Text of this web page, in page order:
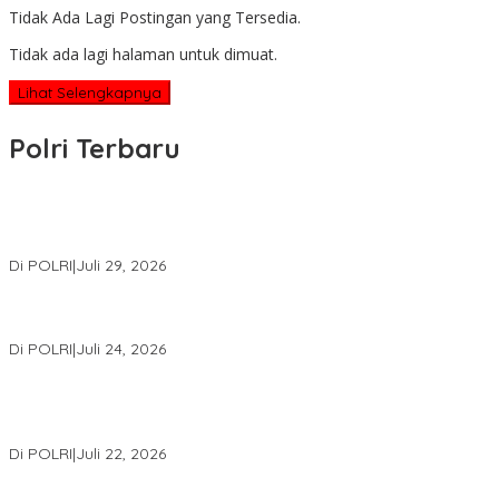
Tidak Ada Lagi Postingan yang Tersedia.
Tidak ada lagi halaman untuk dimuat.
Lihat Selengkapnya
Polri Terbaru
Di POLRI|Juli 29, 2026
Di POLRI|Juli 24, 2026
Di POLRI|Juli 22, 2026